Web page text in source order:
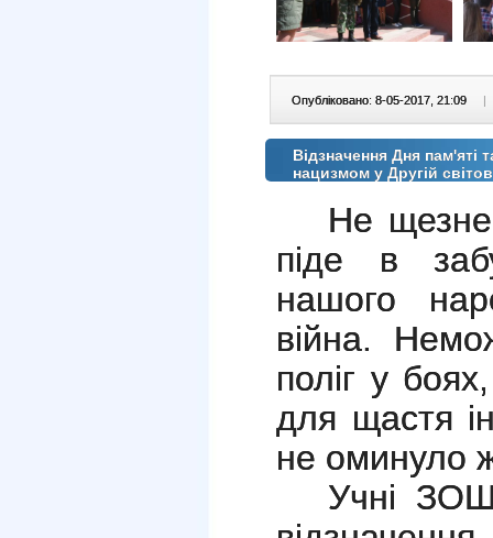
Опубліковано: 8-05-2017, 21:09 |
Відзначення Дня пам'яті
нацизмом у Другій
Не щезне
піде в
нашого
війна.
поліг у
для щастя
не оминуло
Учні